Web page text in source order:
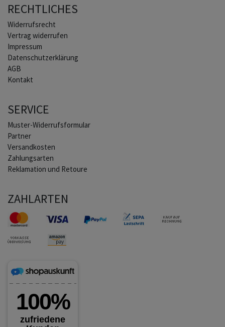
RECHTLICHES
Widerrufs­recht
Vertrag widerrufen
Impressum
Daten­schutz­erklärung
AGB
Kontakt
SERVICE
Muster-Widerrufsformular
Partner
Versandkosten
Zahlungsarten
Reklamation und Retoure
ZAHLARTEN